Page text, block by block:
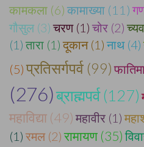
कामकला (6) कामाख्या (11)
गौसुल (3) चरण (1) चोर (2)
(1) तारा (1) दूकान (1) नाथ (4)
(5) प्रतिसर्गपर्व (99)
(276)ब्राह्मपर्व (127)
महाविद्या (49) महावीर (1)
(1) रमल (2) रामायण (35)